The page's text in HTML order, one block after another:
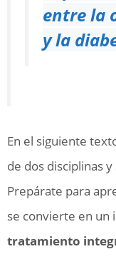
entre la
y la
En el siguiente
de dos disciplinas
Prepárate para
se convierte en un
tratamiento